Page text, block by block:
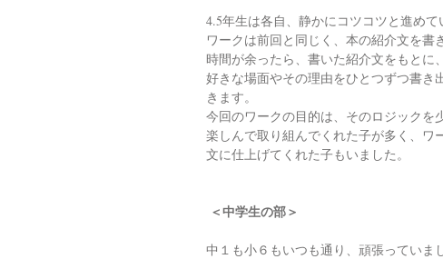
4.5年生は各自、静かにコツコツと進めて
ワークは前回と同じく、本の紹介文を書
時間が余ったら、書いた紹介文をもとに
好きな場面やその理由をひとつずつ書
きます。
今回のワークの目的は、そのロジックを
楽しんで取り組んでくれた子が多く、ワ
文に仕上げてくれた子もいました。
＜中学生の部＞
中１も小６もいつも通り、頑張っていま